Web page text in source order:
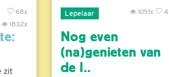
68x
1832x
zit
Lepelaar 1051x
Nog even
(na)genieten van
de l..